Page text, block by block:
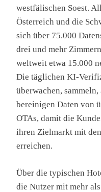
westfälischen Soest.
Österreich und die
sich über 75.000
drei und mehr
weltweit etwa 15.000
Die täglichen KI-
überwachen,
bereinigen Daten von
OTAs, damit die
ihren Zielmarkt mit
erreichen.
Über die typischen
die Nutzer mit mehr